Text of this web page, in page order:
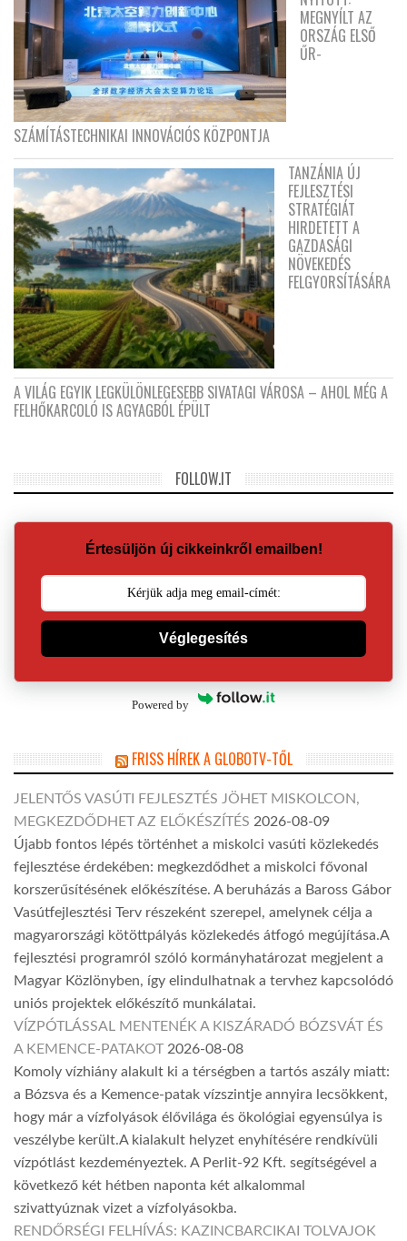
MEGNYÍLT AZ
ORSZÁG ELSŐ
ŰR-
SZÁMÍTÁSTECHNIKAI INNOVÁCIÓS KÖZPONTJA
TANZÁNIA ÚJ
FEJLESZTÉSI
STRATÉGIÁT
HIRDETETT A
GAZDASÁGI
NÖVEKEDÉS
FELGYORSÍTÁSÁRA
A VILÁG EGYIK LEGKÜLÖNLEGESEBB SIVATAGI VÁROSA – AHOL MÉG A
FELHŐKARCOLÓ IS AGYAGBÓL ÉPÜLT
FOLLOW.IT
Értesüljön új cikkeinkről emailben!
Véglegesítés
Powered by
FRISS HÍREK A GLOBOTV-TŐL
JELENTŐS VASÚTI FEJLESZTÉS JÖHET MISKOLCON,
MEGKEZDŐDHET AZ ELŐKÉSZÍTÉS 2026-08-09
Újabb fontos lépés történhet a miskolci vasúti közlekedés
fejlesztése érdekében: megkezdődhet a miskolci fővonal
korszerűsítésének előkészítése. A beruházás a Baross Gábor
Vasútfejlesztési Terv részeként szerepel, amelynek célja a
magyarországi kötöttpályás közlekedés átfogó megújítása.A
fejlesztési programról szóló kormányhatározat megjelent a
Magyar Közlönyben, így elindulhatnak a tervhez kapcsolódó
uniós projektek előkészítő munkálatai.
VÍZPÓTLÁSSAL MENTENÉK A KISZÁRADÓ BÓZSVÁT ÉS
A KEMENCE-PATAKOT 2026-08-08
Komoly vízhiány alakult ki a térségben a tartós aszály miatt:
a Bózsva és a Kemence-patak vízszintje annyira lecsökkent,
hogy már a vízfolyások élővilága és ökológiai egyensúlya is
veszélybe került.A kialakult helyzet enyhítésére rendkívüli
vízpótlást kezdeményeztek. A Perlit-92 Kft. segítségével a
következő két hétben naponta két alkalommal
szivattyúznak vizet a vízfolyásokba.
RENDŐRSÉGI FELHÍVÁS: KAZINCBARCIKAI TOLVAJOK